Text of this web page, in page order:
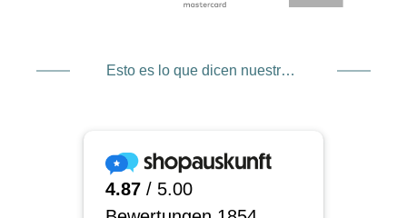
Esto es lo que dicen nuestros clientes